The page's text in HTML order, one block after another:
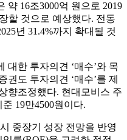
약 16조3000억 원으로 2019
할 것으로 예상했다. 전동
년 31.4%까지 확대될 것
대한 투자의견 ‘매수’와 목
권도 투자의견 ‘매수’를 제
향조정했다. 현대모비스 주
19만4500원이다.
중장기 성장 전망을 반영